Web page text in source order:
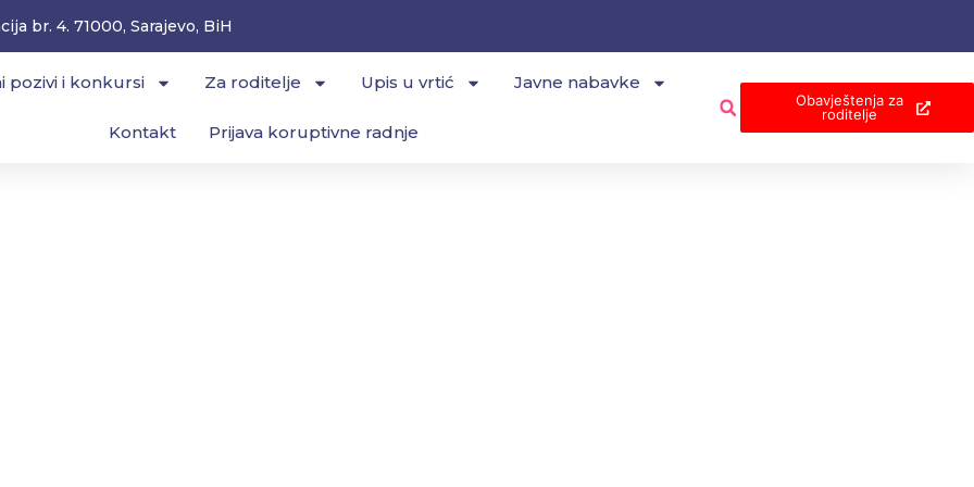
br. 4. 71000, Sarajevo, BiH
pozivi i konkursi Za roditelje Upis u vrtić Javne nabavke
Kontakt Prijava koruptivne radnje
Obavještenja za
roditelje